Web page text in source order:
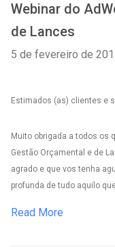
Webinar do
de Lances
5 de fevereiro de
Estimados (as) clientes e
Muito obrigada a todos os
Gestão Orçamental e de
agrado e que vos tenha
profunda de tudo aquilo
Read More